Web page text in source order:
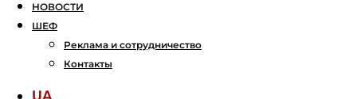
НОВОСТИ
ШЕФ
Реклама и сотрудничество
Контакты